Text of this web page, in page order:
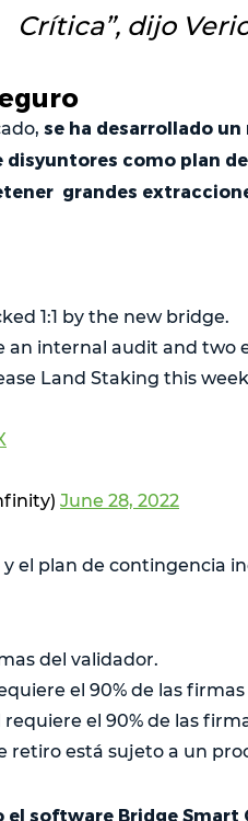
Crítica”, dijo
se ha desarrollado un
disyuntores como plan
grandes
1:1 by the new bridge.
an internal audit and two
Land Staking this
June 28, 2022
el plan de contingencia
del validador.
el 90% de las
requiere el 90% de las
retiro está sujeto a un
el software Bridge